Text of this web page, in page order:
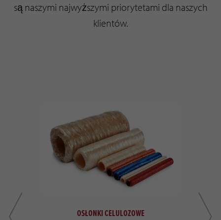
są naszymi najwyższymi priorytetami dla naszych
klientów.
OSŁONKI CELULOZOWE